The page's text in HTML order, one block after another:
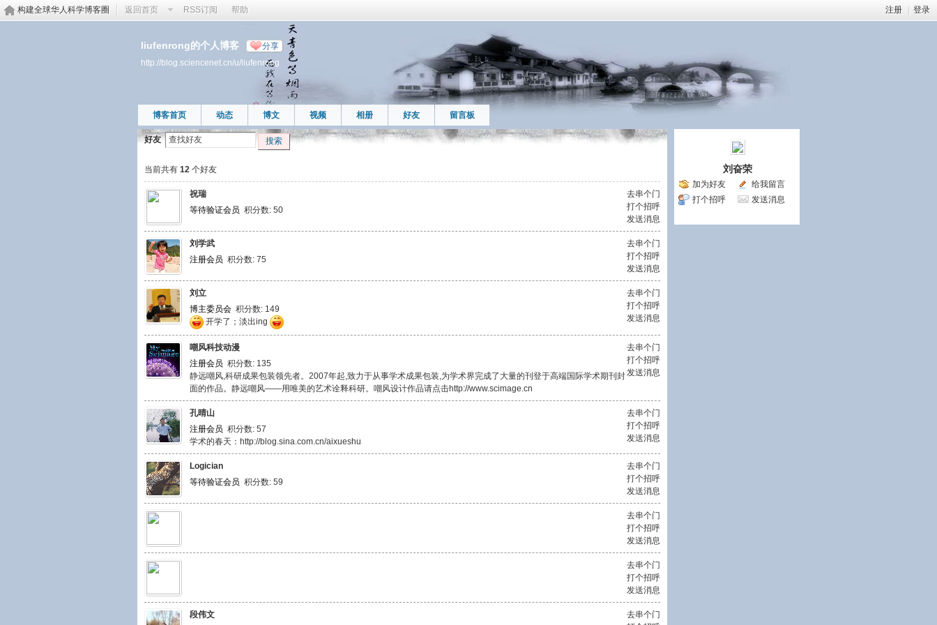
注册 登录
构建全球华人科学博客圈 返回首页 RSS订阅 帮助
liufenrong的个人博客 分享
http://blog.sciencenet.cn/u/liufenrong
博客首页 动态 博文 视频 相册 好友 留言板
好友 搜索
当前共有 12 个好友
去串个门
打个招呼
发送消息
祝瑞
等待验证会员 积分数: 50
去串个门
打个招呼
发送消息
刘学武
注册会员 积分数: 75
去串个门
打个招呼
发送消息
刘立
博主委员会 积分数: 149
开学了；淡出ing
去串个门
打个招呼
发送消息
嘲风科技动漫
注册会员 积分数: 135
静远嘲风,科研成果包装领先者。2007年起,致力于从事学术成果包装,为学术界完成了大量的刊登于高端国际学术期刊封
面的作品。静远嘲风——用唯美的艺术诠释科研。嘲风设计作品请点击http://www.scimage.cn
去串个门
打个招呼
发送消息
孔晴山
注册会员 积分数: 57
学术的春天：http://blog.sina.com.cn/aixueshu
去串个门
打个招呼
发送消息
Logician
等待验证会员 积分数: 59
去串个门
打个招呼
发送消息
去串个门
打个招呼
发送消息
去串个门
段伟文
刘奋荣
加为好友
给我留言
打个招呼
发送消息